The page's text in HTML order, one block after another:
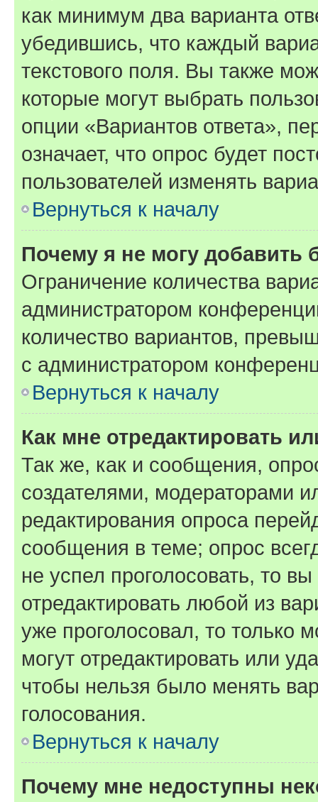
как минимум два варианта
убедившись, что каждый
текстового поля. Вы также
которые могут выбрать
опции «Вариантов ответа»,
означает, что опрос будет
пользователей изменять
Вернуться к началу
Почему я не могу добавить
Ограничение количества
администратором
количество вариантов,
с администратором
Вернуться к началу
Как мне отредактировать
Так же, как и сообщения,
создателями, модераторами
редактирования опроса
сообщения в теме; опрос
не успел проголосовать, то
отредактировать любой из
уже проголосовал, то только
могут отредактировать или
чтобы нельзя было менять
голосования.
Вернуться к началу
Почему мне недоступны